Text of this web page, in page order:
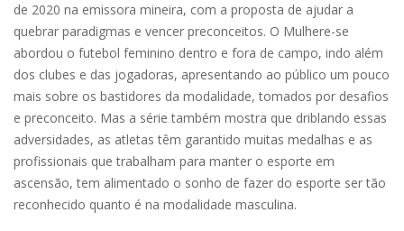
de 2020 na emissora mineira, com a proposta de ajudar a
quebrar paradigmas e vencer preconceitos. O Mulhere-se
abordou o futebol feminino dentro e fora de campo, indo além
dos clubes e das jogadoras, apresentando ao público um pouco
mais sobre os bastidores da modalidade, tomados por desafios
e preconceito. Mas a série também mostra que driblando essas
adversidades, as atletas têm garantido muitas medalhas e as
profissionais que trabalham para manter o esporte em
ascensão, tem alimentado o sonho de fazer do esporte ser tão
reconhecido quanto é na modalidade masculina.